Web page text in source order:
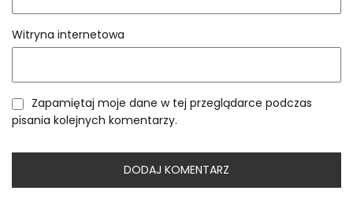
Witryna internetowa
Zapamiętaj moje dane w tej przeglądarce podczas
pisania kolejnych komentarzy.